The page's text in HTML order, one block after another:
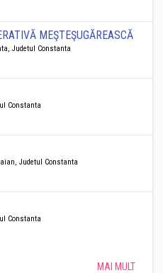
MEŞTEŞUGĂREASCĂ
Judetul Constanta
Constanta
Judetul Constanta
Constanta
MAI MULT